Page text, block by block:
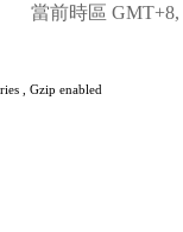
當前時區 GMT+8,
, Gzip enabled